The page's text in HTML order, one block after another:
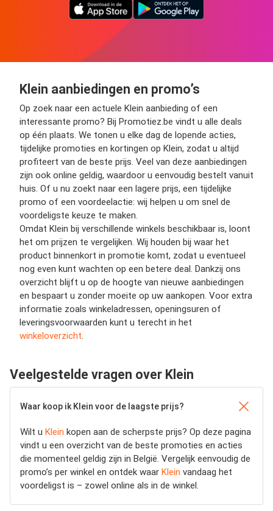
Klein aanbiedingen en promo’s
Op zoek naar een actuele Klein aanbieding of een
interessante promo? Bij Promotiez.be vindt u alle deals
op één plaats. We tonen u elke dag de lopende acties,
tijdelijke promoties en kortingen op Klein, zodat u altijd
profiteert van de beste prijs. Veel van deze aanbiedingen
zijn ook online geldig, waardoor u eenvoudig bestelt vanuit
huis. Of u nu zoekt naar een lagere prijs, een tijdelijke
promo of een voordeelactie: wij helpen u om snel de
voordeligste keuze te maken.
Omdat Klein bij verschillende winkels beschikbaar is, loont
het om prijzen te vergelijken. Wij houden bij waar het
product binnenkort in promotie komt, zodat u eventueel
nog even kunt wachten op een betere deal. Dankzij ons
overzicht blijft u op de hoogte van nieuwe aanbiedingen
en bespaart u zonder moeite op uw aankopen. Voor extra
informatie zoals winkeladressen, openingsuren of
leveringsvoorwaarden kunt u terecht in het
winkeloverzicht
Veelgestelde vragen over Klein
Waar koop ik Klein voor de laagste prijs?
Wilt u Klein kopen aan de scherpste prijs? Op deze pagina
vindt u een overzicht van de beste promoties en acties
die momenteel geldig zijn in België. Vergelijk eenvoudig de
promo’s per winkel en ontdek waar Klein vandaag het
voordeligst is – zowel online als in de winkel.